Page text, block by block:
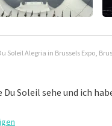
Soleil Alegria in Brussels Expo,
Du Soleil sehe und ich